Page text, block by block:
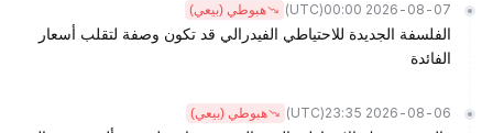
2026-08-07 00:00
(UTC) هبوطي (بيعي)
الفلسفة الجديدة للاحتياطي الفيدرالي قد تكون وصفة لتقلب أسعار
الفائدة
2026-08-06 23:35
(UTC) هبوطي (بيعي)